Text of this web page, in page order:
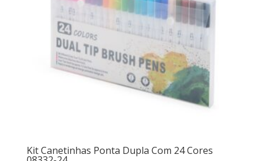
Kit Canetinhas Ponta Dupla Com 24 Cores